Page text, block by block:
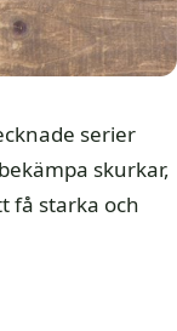
serier
skurkar,
få starka och